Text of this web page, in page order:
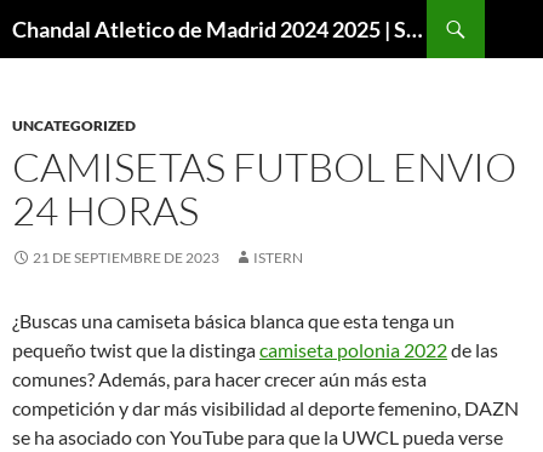
Chandal Atletico de Madrid 2024 2025 | SuperVigo
UNCATEGORIZED
CAMISETAS FUTBOL ENVIO
24 HORAS
21 DE SEPTIEMBRE DE 2023 ISTERN
¿Buscas una camiseta básica blanca que esta tenga un
pequeño twist que la distingacamiseta polonia 2022de las
comunes? Además, para hacer crecer aún más esta
competición y dar más visibilidad al deporte femenino, DAZN
se ha asociado con YouTube para que la UWCL pueda verse